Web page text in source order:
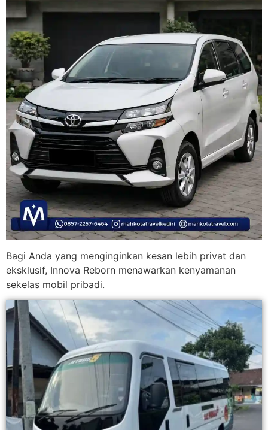
Bagi Anda yang menginginkan kesan lebih privat dan
eksklusif, Innova Reborn menawarkan kenyamanan
sekelas mobil pribadi.